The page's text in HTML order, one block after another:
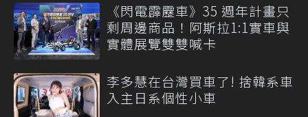
《閃電霹靂車》35 週年計畫只
剩周邊商品！阿斯拉1:1實車與
實體展覽雙雙喊卡
李多慧在台灣買車了! 捨韓系車
入主日系個性小車